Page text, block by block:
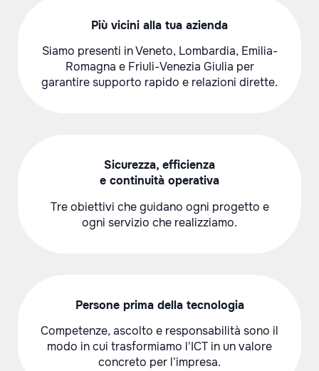
Più vicini alla tua azienda
Siamo presenti in Veneto, Lombardia, Emilia-
Romagna e Friuli-Venezia Giulia per
garantire supporto rapido e relazioni dirette.
Sicurezza, efficienza
e continuità operativa
Tre obiettivi che guidano ogni progetto e
ogni servizio che realizziamo.
Persone prima della tecnologia
Competenze, ascolto e responsabilità sono il
modo in cui trasformiamo l’ICT in un valore
concreto per l’impresa.